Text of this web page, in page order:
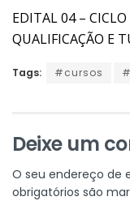
EDITAL 04 –
QUALIFICAÇÃO E
Tags: #cursos
Deixe um
O seu endereço de
obrigatórios são